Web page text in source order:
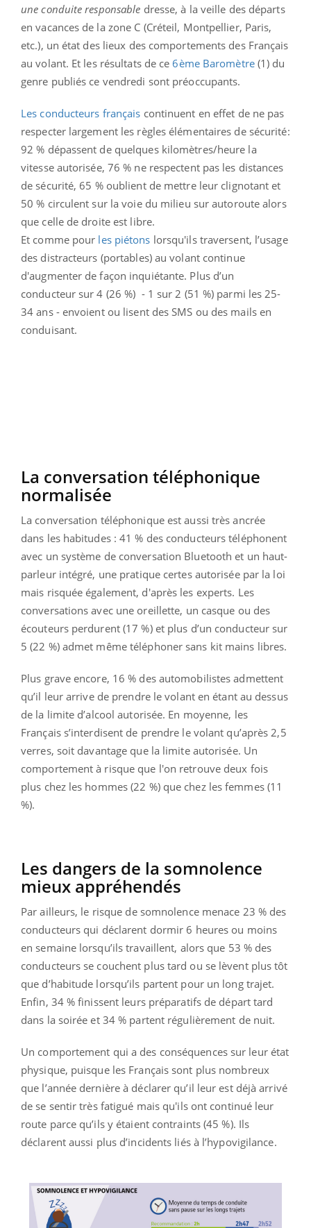
une conduite responsable dresse, à la veille des départs
en vacances de la zone C (Créteil, Montpellier, Paris,
etc.), un état des lieux des comportements des Français
au volant. Et les résultats de ce 6ème Baromètre(1) du
genre publiés ce vendredi sont préoccupants.
Les conducteurs français continuent en effet de ne pas
respecter largement les règles élémentaires de sécurité:
92 % dépassent de quelques kilomètres/heure la
vitesse autorisée, 76 % ne respectent pas les distances
de sécurité, 65 % oublient de mettre leur clignotant et
50 % circulent sur la voie du milieu sur autoroute alors
que celle de droite est libre.
Et comme pour les piétons lorsqu'ils traversent, l’usage
des distracteurs (portables) au volant continue
d'augmenter de façon inquiétante. Plus d’un
conducteur sur 4 (26 %) - 1 sur 2 (51 %) parmi les 25-
34 ans - envoient ou lisent des SMS ou des mails en
conduisant.
La conversation téléphonique
normalisée
La conversation téléphonique est aussi très ancrée
dans les habitudes : 41 % des conducteurs téléphonent
avec un système de conversation Bluetooth et un haut-
parleur intégré, une pratique certes autorisée par la loi
mais risquée également, d'après les experts. Les
conversations avec une oreillette, un casque ou des
écouteurs perdurent (17 %) et plus d’un conducteur sur
5 (22 %) admet même téléphoner sans kit mains libres.
Plus grave encore, 16 % des automobilistes admettent
qu’il leur arrive de prendre le volant en étant au dessus
de la limite d’alcool autorisée. En moyenne, les
Français s’interdisent de prendre le volant qu’après 2,5
verres, soit davantage que la limite autorisée. Un
comportement à risque que l'on retrouve deux fois
plus chez les hommes (22 %) que chez les femmes (11
%).
Les dangers de la somnolence
mieux appréhendés
Par ailleurs, le risque de somnolence menace 23 % des
conducteurs qui déclarent dormir 6 heures ou moins
en semaine lorsqu’ils travaillent, alors que 53 % des
conducteurs se couchent plus tard ou se lèvent plus tôt
que d’habitude lorsqu’ils partent pour un long trajet.
Enfin, 34 % finissent leurs préparatifs de départ tard
dans la soirée et 34 % partent régulièrement de nuit.
Un comportement qui a des conséquences sur leur état
physique, puisque les Français sont plus nombreux
que l’année dernière à déclarer qu’il leur est déjà arrivé
de se sentir très fatigué mais qu'ils ont continué leur
route parce qu’ils y étaient contraints (45 %). Ils
déclarent aussi plus d’incidents liés à l’hypovigilance.